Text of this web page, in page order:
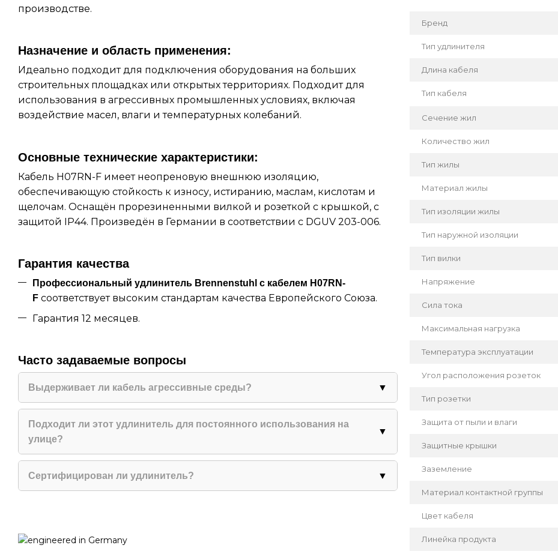
производстве.
Назначение и область применения:
Идеально подходит для подключения оборудования на больших
строительных площадках или открытых территориях. Подходит для
использования в агрессивных промышленных условиях, включая
воздействие масел, влаги и температурных колебаний.
Основные технические характеристики:
Кабель H07RN-F имеет неопреновую внешнюю изоляцию,
обеспечивающую стойкость к износу, истиранию, маслам, кислотам и
щелочам. Оснащён прорезиненными вилкой и розеткой с крышкой, с
защитой IP44. Произведён в Германии в соответствии с DGUV 203-006.
Гарантия качества
Профессиональный удлинитель Brennenstuhl с кабелем H07RN-
F соответствует высоким стандартам качества Европейского Союза.
Гарантия 12 месяцев.
Часто задаваемые вопросы
Выдерживает ли кабель агрессивные среды? ▼
Да, кабель H07RN-F устойчив к химикатам, маслам, истиранию и
перепадам температур.
Подходит ли этот удлинитель для постоянного использования на
улице?
▼
Да, имеет защиту IP44 и усиленную конструкцию — оптимален для
открытого воздуха.
Сертифицирован ли удлинитель? ▼
Бренд
Тип удлинителя
Длина кабеля
Тип кабеля
Сечение жил
Количество жил
Тип жилы
Материал жилы
Тип изоляции жилы
Тип наружной изоляции
Тип вилки
Напряжение
Сила тока
Максимальная нагрузка
Температура эксплуатации
Угол расположения розеток
Тип розетки
Защита от пыли и влаги
Защитные крышки
Заземление
Материал контактной группы
Цвет кабеля
Линейка продукта